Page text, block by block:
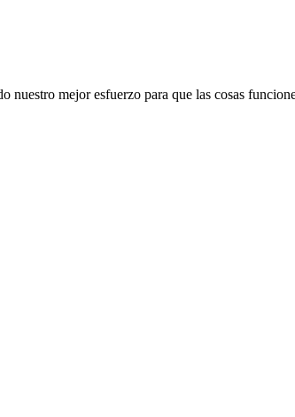
nuestro mejor esfuerzo para que las cosas